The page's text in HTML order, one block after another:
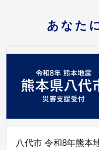
あなた
八代市 令和8年熊本